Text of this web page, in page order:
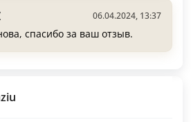
06.04.2024, 13:37
спасибо за ваш отзыв.